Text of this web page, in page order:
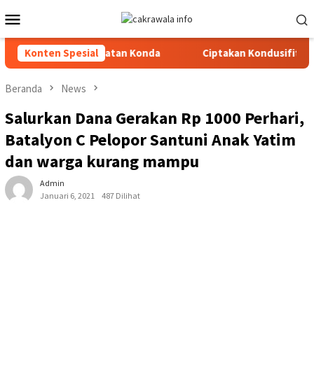
ke
kontenMobile
Konten Spesial
Kecamatan Konda Ciptakan Kondusifitas Wilayah,
Beranda News
Salurkan Dana Gerakan Rp 1000 Perhari,
Batalyon C Pelopor Santuni Anak Yatim
dan warga kurang mampu
Admin
Januari 6, 2021
487 Dilihat